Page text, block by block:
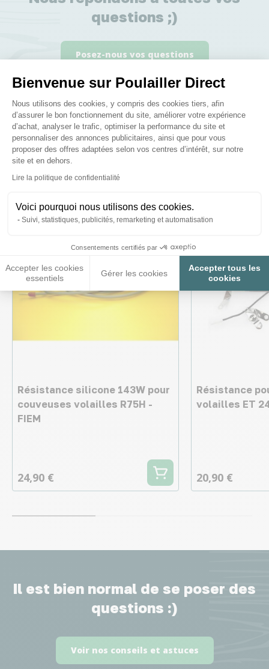
Bienvenue sur Poulailler Direct
Plateforme de Gestion du
Nous utilisons des cookies, y compris des cookies tiers, afin
d’assurer le bon fonctionnement du site, améliorer votre expérience
d’achat, analyser le trafic, optimiser la performance du site et
personnaliser des annonces publicitaires, ainsi que pour vous
proposer des offres adaptées selon vos centres d’intérêt, sur notre
site et en dehors.
Lire la politique de confidentialité
Voici pourquoi nous utilisons des cookies.
Suivi, statistiques, publicités, remarketing et automatisation
Consentements certifiés par
Accepter les cookies
essentiels
Gérer les cookies
Accepter tous les
cookies
Axeptio consent
questions ;)
Posez-nous vos questions
Ces produits peuvent vous
Résistance silicone 143W pour
couveuses volailles R75H -
FIEM
24,90 €
Résistance
volailles ET
20,90 €
Il est bien normal de se poser des
questions :)
Voir nos conseils et astuces